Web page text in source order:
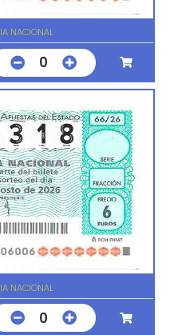
NACIONAL
0
NACIONAL
0